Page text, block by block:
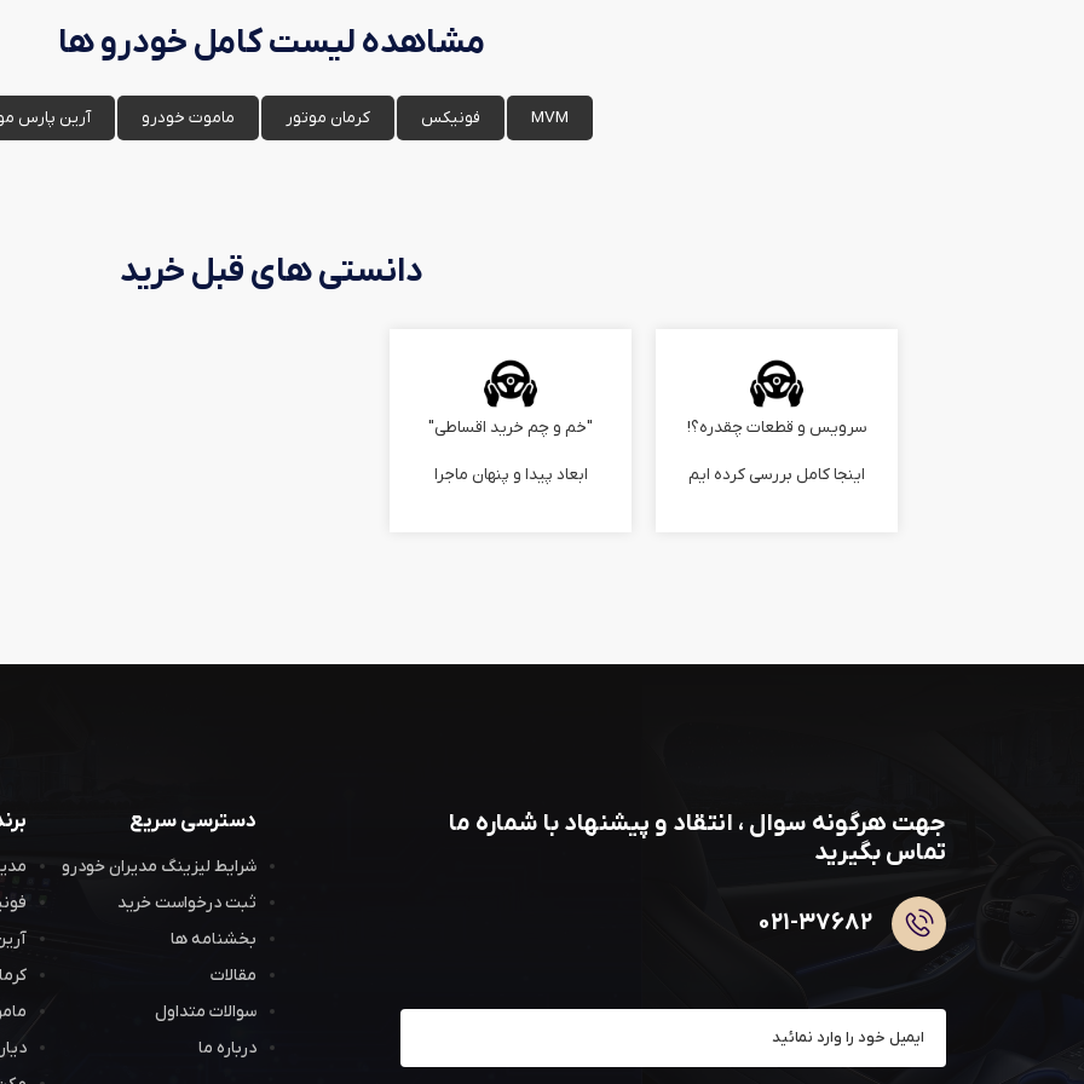
مشاهده لیست کامل خودرو ها
MVM فونیکس کرمان موتور ماموت خودرو آرین پارس
دانستی های قبل خرید
سرویس و قطعات چقدره؟!
اینجا کامل بررسی کرده ایم
"خم و چم خرید اقساطی"
ابعاد پیدا و پنهان ماجرا
جهت هرگونه سوال ، انتقاد و پیشنهاد با شماره ما
تماس بگیرید
۰۲۱-۳۷۶۸۲
دسترسی سریع
شرایط لیزینگ مدیران خودرو
ثبت درخواست خرید
بخشنامه ها
مقالات
سوالات متداول
درباره ما
دیار